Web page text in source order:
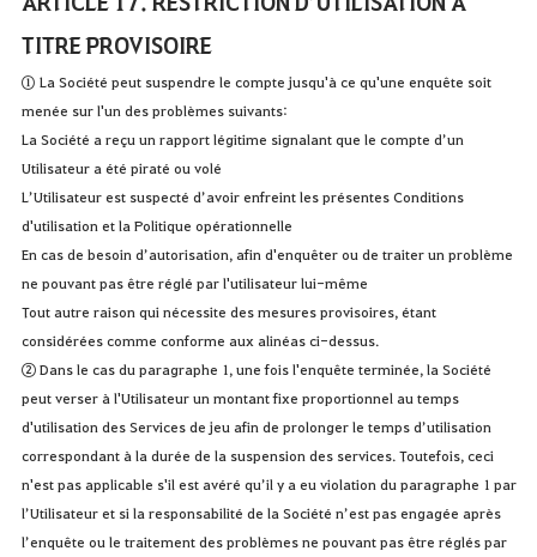
TITRE PROVISOIRE
① La Société peut suspendre le compte jusqu'à ce qu'une enquête soit
menée sur l'un des problèmes suivants:
La Société a reçu un rapport légitime signalant que le compte d’un
Utilisateur a été piraté ou volé
L’Utilisateur est suspecté d’avoir enfreint les présentes Conditions
d'utilisation et la Politique opérationnelle
En cas de besoin d’autorisation, afin d'enquêter ou de traiter un problème
ne pouvant pas être réglé par l'utilisateur lui-même
Tout autre raison qui nécessite des mesures provisoires, étant
considérées comme conforme aux alinéas ci-dessus.
② Dans le cas du paragraphe 1, une fois l'enquête terminée, la Société
peut verser à l'Utilisateur un montant fixe proportionnel au temps
d'utilisation des Services de jeu afin de prolonger le temps d’utilisation
correspondant à la durée de la suspension des services. Toutefois, ceci
n'est pas applicable s'il est avéré qu’il y a eu violation du paragraphe 1 par
l’Utilisateur et si la responsabilité de la Société n’est pas engagée après
l’enquête ou le traitement des problèmes ne pouvant pas être réglés par